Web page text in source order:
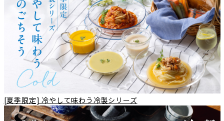
[夏季限定] 冷やして味わう冷製シリーズ